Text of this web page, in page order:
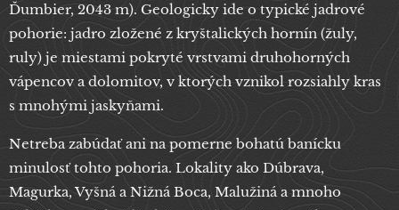
Ďumbier, 2043 m). Geologicky ide o typické jadrové
pohorie: jadro zložené z kryštalických hornín (žuly,
ruly) je miestami pokryté vrstvami druhohorných
vápencov a dolomitov, v ktorých vznikol rozsiahly kras
s mnohými jaskyňami.
Netreba zabúdať ani na pomerne bohatú banícku
minulosť tohto pohoria. Lokality ako Dúbrava,
Magurka, Vyšná a Nižná Boca, Malužiná a mnoho